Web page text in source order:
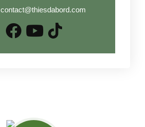
contact@thiesdabord.com